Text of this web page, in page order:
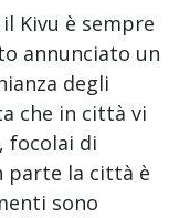
Kivu è sempre
annunciato un
degli
che in città vi
focolai di
parte la città è
sono